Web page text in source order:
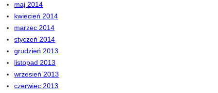
maj 2014
kwiecień 2014
marzec 2014
styczeń 2014
grudzień 2013
listopad 2013
wrzesień 2013
czerwiec 2013